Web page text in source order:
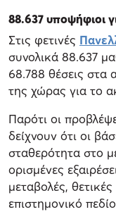
88.637 υποψήφιοι
Στις φετινές
συνολικά 88.637
68.788 θέσεις στα
της χώρας για το
Παρότι οι
δείχνουν ότι οι
σταθερότητα στο
ορισμένες
μεταβολές,
επιστημονικό